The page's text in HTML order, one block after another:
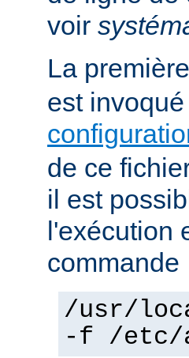
voir
La
est
de ce
il est
l'exécution
commande
/usr/
-f /etc/